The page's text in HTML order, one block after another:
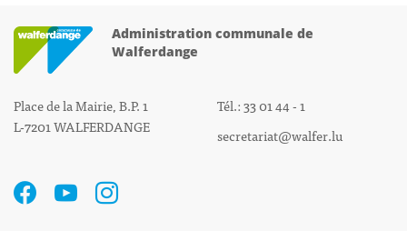
Administration communale de
Walferdange
Place de la Mairie, B.P. 1
L-7201 WALFERDANGE
Tél.: 33 01 44 - 1
secretariat@walfer.lu